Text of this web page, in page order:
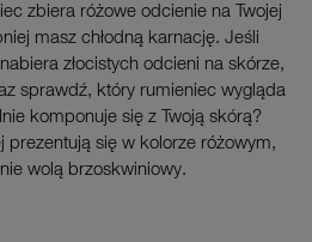
zbiera różowe odcienie na Twojej
masz chłodną karnację. Jeśli
złocistych odcieni na skórze,
sprawdź, który rumieniec wygląda
komponuje się z Twoją skórą?
prezentują się w kolorze różowym,
wolą brzoskwiniowy.